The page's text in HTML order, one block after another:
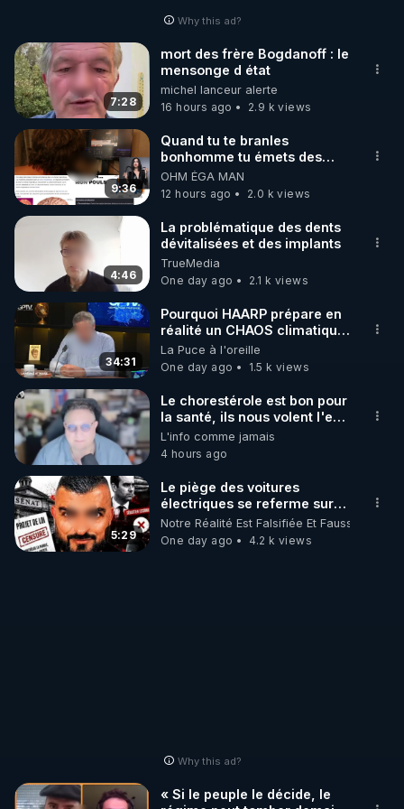
🌱 INSTAGRAM
https://www.instagram.com/rdlr_thierrycasasnovas/
http://rgnr.li/instagram
🌱 LA NEWSLETTER
Pour ne pas rater l’actualité RGNR (stages,
http://rgnr.li/news
🌱 VIDÉOS NON CENSURÉES SUR ODYSEE
Toutes les vidéos Youtube sont aussi sur la
http://rgnr.li/odysee
🌱 LES STAGES EN PRÉSENTIEL
http://rgnr.li/stages
_________
LES CODES PROMO DES PARTENAIRES
▶ 10 % de réduction sur les extracteurs de la
Why this ad?
7:28
mort des frère Bogdanoff : le
mensonge d état
michel lanceur alerte
16 hours ago
2.9 k views
9:36
Quand tu te branles
bonhomme tu émets des
ondes ils ont juste omis de
t'expliquer
OHM ÉGA MAN
12 hours ago
2.0 k views
4:46
La problématique des dents
dévitalisées et des implants
TrueMedia
One day ago
2.1 k views
34:31
Pourquoi HAARP prépare en
réalité un CHAOS climatique,
on répond
La Puce à l'oreille
One day ago
1.5 k views
Le chorestérole est bon pour
la santé, ils nous volent l'eau
! 😒🤢😡
https://odysee.com/@anonyme:d3/
L'info comme jamais
4 hours ago
5:29
Le piège des voitures
électriques se referme sur
les usagers !
Notre Réalité Est Falsifiée Et Fausse
One day ago
4.2 k views
Why this ad?
« Si le peuple le décide, le